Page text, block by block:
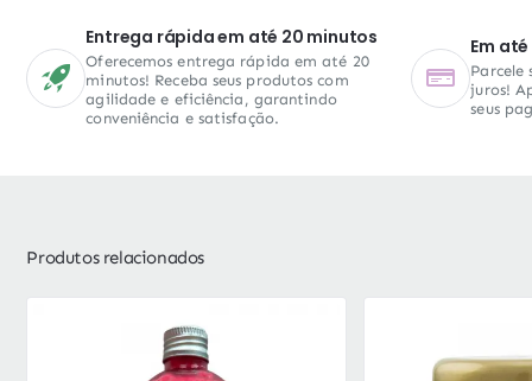
Entrega rápida em até 20 minutos
Oferecemos entrega rápida em até 20
minutos! Receba seus produtos com
agilidade e eficiência, garantindo
conveniência e satisfação.
Em
Parcele
juros!
seus
Produtos relacionados